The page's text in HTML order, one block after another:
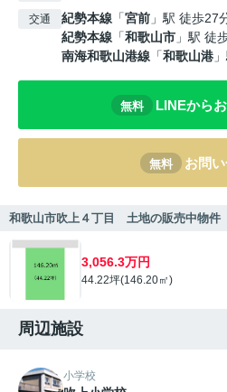
交通 紀勢本線 「宮前 」駅 徒歩27
紀勢本線 「和歌山市 」駅 徒
南海和歌山港線 「和歌山港
無料 LINEから
無料 お問
和歌山市吹上４丁目 土地の販売中物件
3,056.3万円
44.22坪(146.20㎡)
周辺施設
小学校